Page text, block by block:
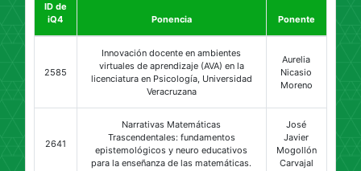
ID de
iQ4
Ponencia Ponente
2585
Innovación docente en ambientes
virtuales de aprendizaje (AVA) en la
licenciatura en Psicología, Universidad
Veracruzana
Aurelia
Nicasio
Moreno
2641
Narrativas Matemáticas
Trascendentales: fundamentos
epistemológicos y neuro educativos
para la enseñanza de las matemáticas.
José
Javier
Mogollón
Carvajal